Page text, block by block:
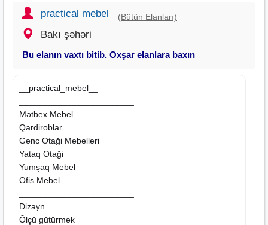
practical mebel (Bütün Elanları)
Bakı şəhəri
Bu elanın vaxtı bitib. Oxşar elanlara baxın
__practical_mebel__
Mətbex Mebel
Qardiroblar
Gənc Otaği Mebelleri
Yataq Otaği
Yumşaq Mebel
Ofis Mebel
Dizayn
Ōlçū gūtūrmək